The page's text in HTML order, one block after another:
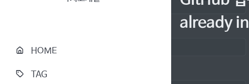
HOME
TAG
already